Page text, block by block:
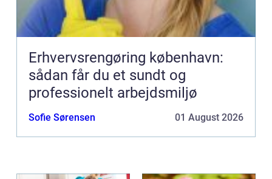
Erhvervsrengøring københavn:
sådan får du et sundt og
professionelt arbejdsmiljø
Sofie Sørensen 01 August 2026